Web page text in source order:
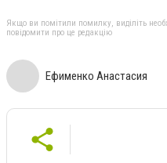
Якщо ви помітили помилку, виділіть
повідомити про це редакцію
Ефименко Анастасия